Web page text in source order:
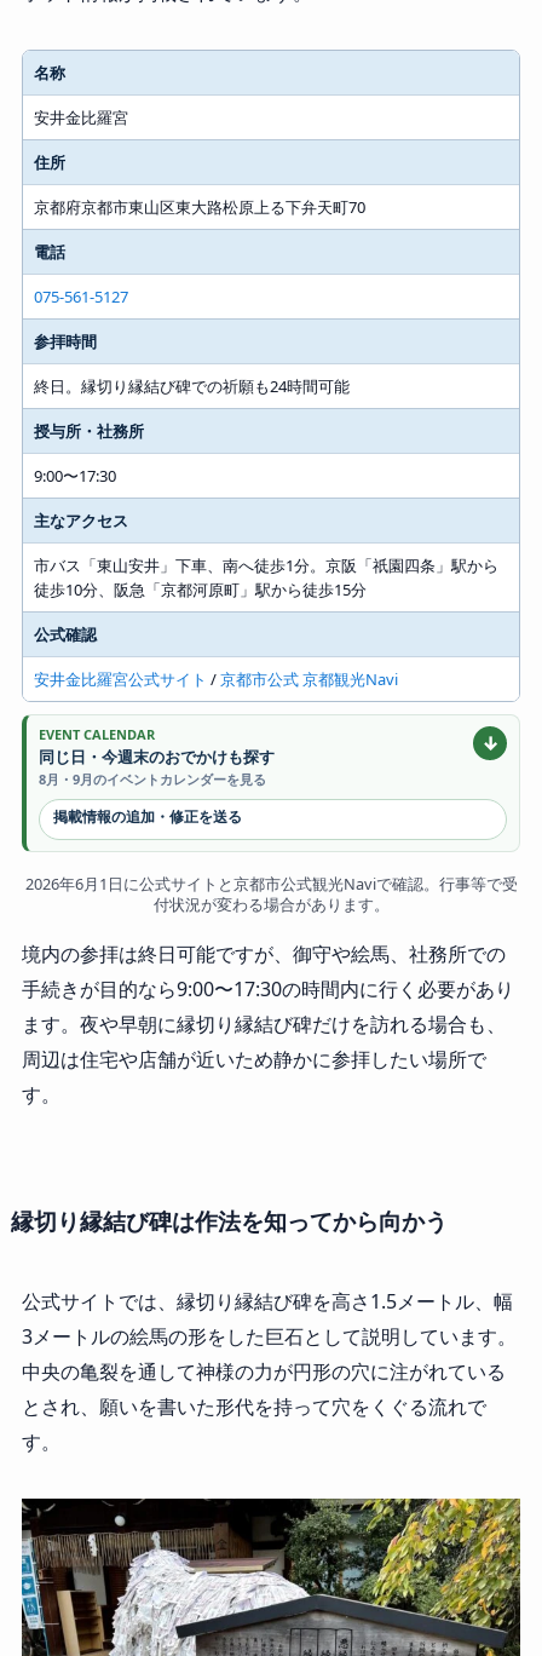
名称
安井金比羅宮
住所
京都府京都市東山区東大路松原上る下弁天町70
電話
075-561-5127
参拝時間
終日。縁切り縁結び碑での祈願も24時間可能
授与所・社務所
9:00〜17:30
主なアクセス
市バス「東山安井」下車、南へ徒歩1分。京阪「祇園四条」駅から
徒歩10分、阪急「京都河原町」駅から徒歩15分
公式確認
安井金比羅宮公式サイト /京都市公式 京都観光Navi
EVENT CALENDAR
同じ日・今週末のおでかけも探す
8月・9月のイベントカレンダーを見る
↓
掲載情報の追加・修正を送る
2026年6月1日に公式サイトと京都市公式観光Naviで確認。行事等で受
付状況が変わる場合があります。
境内の参拝は終日可能ですが、御守や絵馬、社務所での
手続きが目的なら9:00〜17:30の時間内に行く必要があり
ます。夜や早朝に縁切り縁結び碑だけを訪れる場合も、
周辺は住宅や店舗が近いため静かに参拝したい場所で
す。
縁切り縁結び碑は作法を知ってから向かう
公式サイトでは、縁切り縁結び碑を高さ1.5メートル、幅
3メートルの絵馬の形をした巨石として説明しています。
中央の亀裂を通して神様の力が円形の穴に注がれている
とされ、願いを書いた形代を持って穴をくぐる流れで
す。